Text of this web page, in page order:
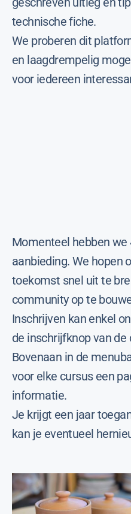
technische fiche.
We proberen dit
en laagdrempelig
voor iedereen
Momenteel hebben we
aanbieding. We hopen
toekomst snel uit te
community op te
Inschrijven kan enkel
de inschrijfknop van de
Bovenaan in de
voor elke cursus een
informatie.
Je krijgt een jaar
kan je eventueel